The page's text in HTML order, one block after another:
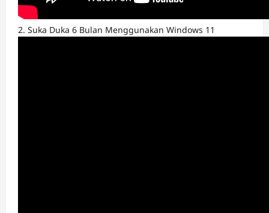
2. Suka Duka 6 Bulan Menggunakan Windows 11